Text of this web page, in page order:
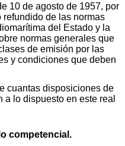
10 de agosto de 1957, por
refundido de las normas
del Estado y la
normas generales que
de emisión por las
y condiciones que deben
cuantas disposiciones de
lo dispuesto en este real
competencial.